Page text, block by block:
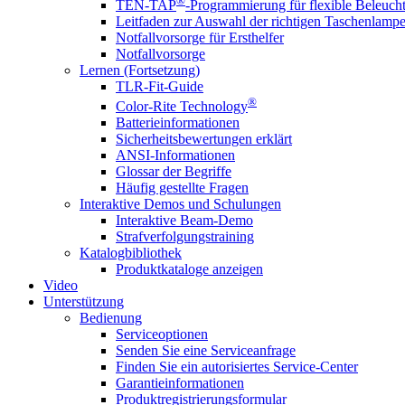
TEN-TAP -Programmierung für flexible
Leitfaden zur Auswahl der richtigen Taschenlampe
Notfallvorsorge für Ersthelfer
Notfallvorsorge
Lernen (Fortsetzung)
TLR-Fit-Guide
Color-Rite Technology®
Batterieinformationen
Sicherheitsbewertungen erklärt
ANSI-Informationen
Glossar der Begriffe
Häufig gestellte Fragen
Interaktive Demos und Schulungen
Interaktive Beam-Demo
Strafverfolgungstraining
Katalogbibliothek
Produktkataloge anzeigen
Video
Unterstützung
Bedienung
Serviceoptionen
Senden Sie eine Serviceanfrage
Finden Sie ein autorisiertes Service-Center
Garantieinformationen
Produktregistrierungsformular